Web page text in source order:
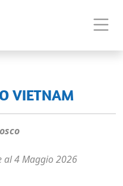
VIETNAM
al 4 Maggio 2026